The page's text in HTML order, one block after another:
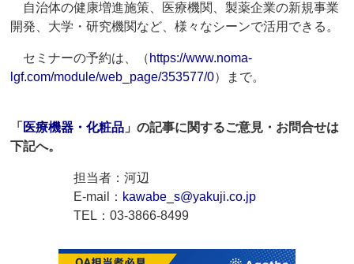
自治体の健康増進施策、医療機関、製薬企業の新規事業
開発、大学・研究機関など、様々なシーンで活用できる。
セミナーの予約は、（ https://www.noma-
lgf.com/module/web_page/353577/0）まで。
「 医療機器・化粧品 」の記事に関するご意見・お問合せは
下記へ。
担当者：河辺
E-mail： kawabe_s@yakuji.co.jp
TEL：03-3866-8499